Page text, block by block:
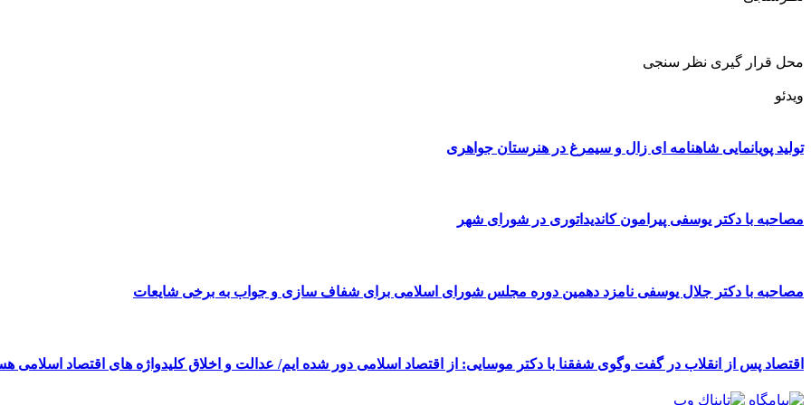
محل قرار گیری نظر سنجی
ویدئو
تولید پویانمایی شاهنامه ای زال و سیمرغ در هنرستان جواهری
مصاحبه با دکتر یوسفی پیرامون کاندیداتوری در شورای شهر
مصاحبه با دکتر جلال یوسفی نامزد دهمین دوره مجلس شورای اسلامی برای شفاف سازی و جواب به برخی شایعات
اقتصاد پس از انقلاب در گفت وگوی شفقنا با دکتر موسایی: از اقتصاد اسلامی دور شده ایم/ عدالت و اخلاق کلیدواژه های اقتصاد اسلامی